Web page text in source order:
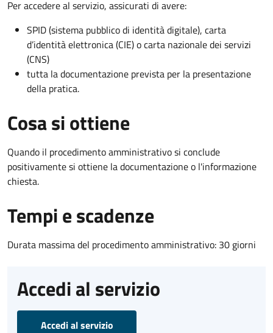
Per accedere al servizio, assicurati di avere:
SPID (sistema pubblico di identità digitale), carta
d’identità elettronica (CIE) o carta nazionale dei servizi
(CNS)
tutta la documentazione prevista per la presentazione
della pratica.
Cosa si ottiene
Quando il procedimento amministrativo si conclude
positivamente si ottiene la documentazione o l'informazione
chiesta.
Tempi e scadenze
Durata massima del procedimento amministrativo: 30 giorni
Accedi al servizio
Accedi al servizio